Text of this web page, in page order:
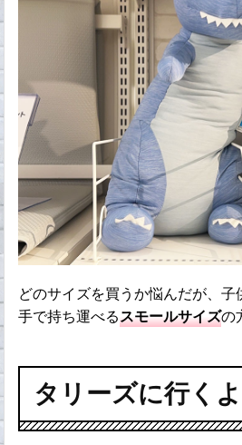
どのサイズを買うか悩んだが、
手で持ち運べるスモールサイズの
タリーズに行くよ